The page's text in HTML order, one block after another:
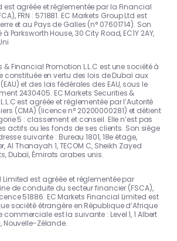
est agréée et réglementée par la Financial
FRN : 571881. EC Markets Group Ltd est
et au Pays de Galles (n° 07601714). Son
Parksworth House, 30 City Road, EC1Y 2AY,
& Financial Promotion L.L.C est une société à
constituée en vertu des lois de Dubaï aux
et des lois fédérales des EAU, sous le
2430405. EC Markets Securities &
est agréée et réglementée par l’Autorité
(CMA) (licence n° 20200000281) et détient
5 : classement et conseil. Elle n’est pas
actifs ou les fonds de ses clients. Son siège
suivante : Bureau 1801, 18e étage,
Al Thanayah 1, TECOM C, Sheikh Zayed
Dubaï, Émirats arabes unis.
Limited est agréée et réglementée par
de conduite du secteur financier (FSCA),
51886. EC Markets Financial Limited est
société étrangère en République d’Afrique
est la suivante : Level 1, 1 Albert
Nouvelle-Zélande.